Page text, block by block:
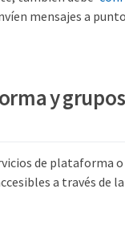
mensajes a
y
de plataforma
a través de